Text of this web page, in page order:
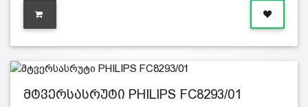
მტვერსასრუტი PHILIPS FC8293/01